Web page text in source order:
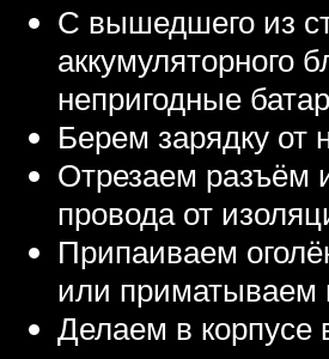
С вышедшего из
аккумуляторного
непригодные
Берем зарядку от
Отрезаем разъём
провода от
Припаиваем
или приматываем
Делаем в корпусе